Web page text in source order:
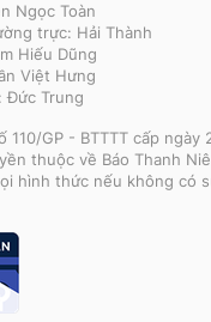
Ngọc Toàn
trực: Hải Thành
Hiếu Dũng
Việt Hưng
Đức Trung
110/GP - BTTTT cấp ngày
thuộc về Báo Thanh
hình thức nếu không có